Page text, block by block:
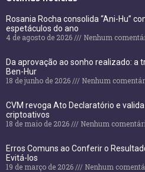
Rosania Rocha consolida “Ani-Hu”
espetáculos do ano
4 de agosto de 2026
Nenhum
Da aprovação ao sonho realizado: a
Ben-Hur
18 de junho de 2026
Nenhum
CVM revoga Ato Declaratório e
criptoativos
18 de maio de 2026
Nenhum
Erros Comuns ao Conferir o
Evitá-los
19 de março de 2026
Nenhum